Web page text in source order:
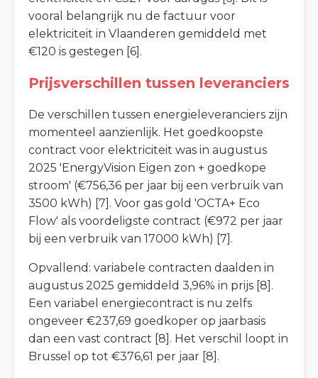
vooral belangrijk nu de factuur voor
elektriciteit in Vlaanderen gemiddeld met
€120 is gestegen [6].
Prijsverschillen tussen leveranciers
De verschillen tussen energieleveranciers zijn
momenteel aanzienlijk. Het goedkoopste
contract voor elektriciteit was in augustus
2025 'EnergyVision Eigen zon + goedkope
stroom' (€756,36 per jaar bij een verbruik van
3500 kWh) [7]. Voor gas gold 'OCTA+ Eco
Flow' als voordeligste contract (€972 per jaar
bij een verbruik van 17000 kWh) [7].
Opvallend: variabele contracten daalden in
augustus 2025 gemiddeld 3,96% in prijs [8].
Een variabel energiecontract is nu zelfs
ongeveer €237,69 goedkoper op jaarbasis
dan een vast contract [8]. Het verschil loopt in
Brussel op tot €376,61 per jaar [8].